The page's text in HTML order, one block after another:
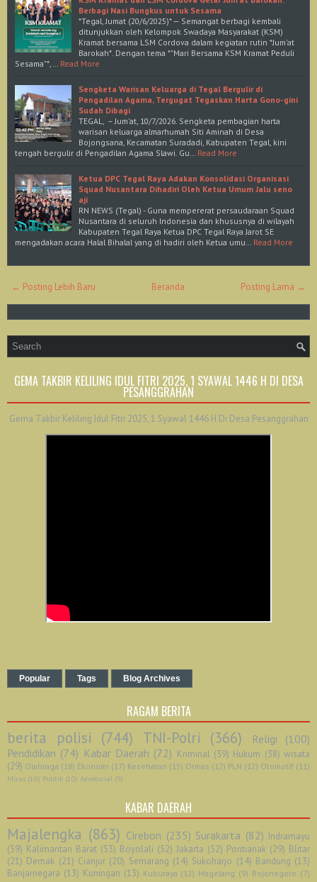
Berbagi Nasi Bungkus untuk Sesama
*Tegal, Jumat (20/6/2025)* — Semangat berbagi kembali
ditunjukkan oleh Kelompok Swadaya Masyarakat (KSM)
Kramat bersama LSM Cordova dalam kegiatan rutin *Jum'at
Barokah*. Dengan tema *"Mari Bersama KSM Kramat Peduli
Sesama"*,… Read More
Sengketa Warisan Keluarga di Tegal Bergulir di
Pengadilan Agama, Tergugat Tegaskan Harta Gono-gini
Sudah Dibagi
TEGAL, – Jum'at, 10/7/2026. Sengketa pembagian harta
warisan keluarga almarhumah Siti Aminah di Desa
Bojongsana, Kecamatan Suradadi, Kabupaten Tegal, kini
tengah bergulir di Pengadilan Agama Slawi. Gu… Read More
Ketua DPC Tegal Raya Adakan Konsolidasi Organisasi
Squad Nusantara Dihadiri Oleh Ketua Umum Jalu seno
aji
RN NEWS (Tegal) - Guna mempererat persaudaraan Squad
Nusantara di seluruh Indonesia dan khususnya di wilayah
Kabupaten Tegal Raya Ketua DPC Tegal Raya Jarot SE
mengadakan acara Halal Bihalal yang di hadiri oleh Ketua umu… Read More
← Posting Lebih Baru Posting Lama →
Beranda
GEMA TAKBIR KELILING IDUL FITRI 2025, 1 SYAWAL 1446 H DI DESA
PESANGGRAHAN
Gema Takbir Keliling Idul Fitri 2025, 1 Syawal 1446 H Di Desa Pesanggrahan
Popular Tags Blog Archives
RAGAM BERITA
berita polisi (744) TNI-Polri (366) Religi
(100)
Pendidikan (74) Kabar Daerah (72) Kriminal (39) Hukum (38) wisata
(29) Olahraga (18) Ekonomi (17) Kesehatan (15) Ormas (12) PLN (12) Otomotif (11)
Miras (10) Politik (10) Advetorial (9)
KABAR DAERAH
Majalengka (863) Cirebon (235) Surakarta (82) Indramayu
(59) Kalimantan Barat (53) Boyolali (52) Jakarta (52) Pontianak (29) Blitar
(21) Demak (21) Cianjur (20) Semarang (14) Sukoharjo (14) Bandung (13)
Banjarnegara (13) Kuningan (13) Kuburaya (12) Magelang (9) Bojonegoro (7)